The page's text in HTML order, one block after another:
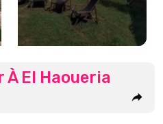
À El Haoueria